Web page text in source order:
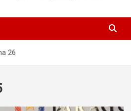
26